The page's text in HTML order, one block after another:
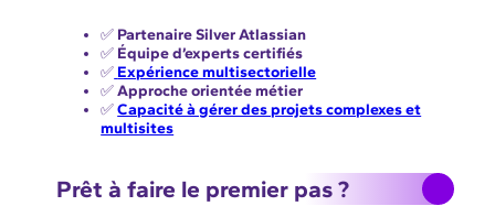
✅ Partenaire Silver Atlassian
✅ Équipe d’experts certifiés
✅ Expérience multisectorielle
✅Approche orientée métier
✅Capacité à gérer des projets complexes et
multisites
Prêt à faire le premier pas ?